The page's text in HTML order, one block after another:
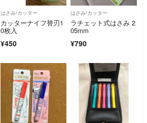
はさみ/カッター
カッターナイフ替刃1
0枚入
¥450
はさみ/カッター
ラチェット式はさみ 2
05mm
¥790